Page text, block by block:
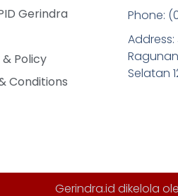
Gerindra
Policy
Conditions
Phone:
Address:
Selatan
Gerindra.id dikelola